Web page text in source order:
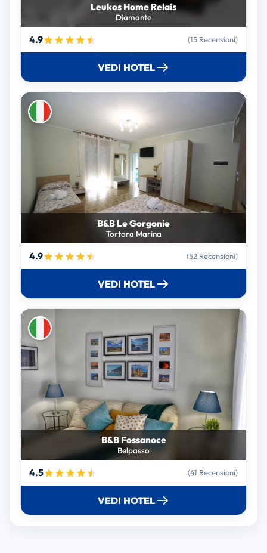
Leukos Home Relais
Diamante
4.9 (15 Recensioni)
VEDI HOTEL
B&B Le Gorgonie
Tortora Marina
4.9 (52 Recensioni)
VEDI HOTEL
B&B Fossanoce
Belpasso
4.5 (41 Recensioni)
VEDI HOTEL